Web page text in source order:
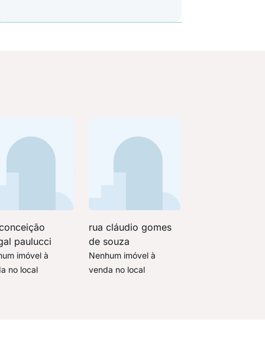
paulucci
imóvel à
no local
rua cláudio gomes
de souza
Nenhum imóvel à
venda no local